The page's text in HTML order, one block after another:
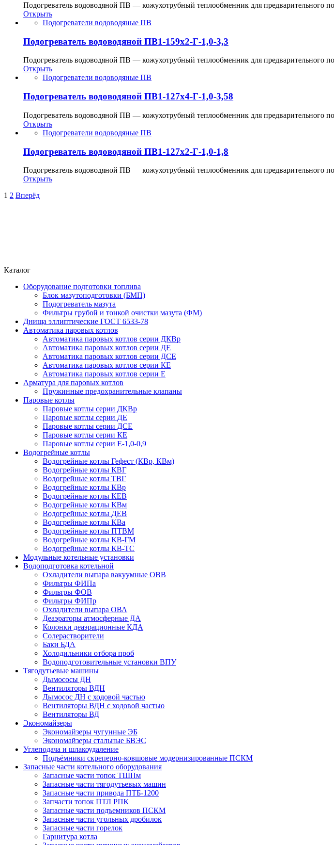
Подогреватель водоводяной ПВ — кожухотрубный теплообменник для предварительного
Открыть
Подогреватели водоводяные ПВ
Подогреватель водоводяной ПВ1-159х2-Г-1,0-3,3
Подогреватель водоводяной ПВ — кожухотрубный теплообменник для предварительного
Открыть
Подогреватели водоводяные ПВ
Подогреватель водоводяной ПВ1-127х4-Г-1,0-3,58
Подогреватель водоводяной ПВ — кожухотрубный теплообменник для предварительного
Открыть
Подогреватели водоводяные ПВ
Подогреватель водоводяной ПВ1-127х2-Г-1,0-1,8
Подогреватель водоводяной ПВ — кожухотрубный теплообменник для предварительного
Открыть
1 2 Вперёд
Каталог
Оборудование подготовки топлива
Блок мазутоподготовки (БМП)
Подогреватель мазута
Фильтры грубой и тонкой очистки мазута (ФМ)
Днища эллиптические ГОСТ 6533-78
Автоматика паровых котлов
Автоматика паровых котлов серии ДКВр
Автоматика паровых котлов серии ДЕ
Автоматика паровых котлов серии ДСЕ
Автоматика паровых котлов серии КЕ
Автоматика паровых котлов серии Е
Арматура для паровых котлов
Пружинные предохранительные клапаны
Паровые котлы
Паровые котлы серии ДКВр
Паровые котлы серии ДЕ
Паровые котлы серии ДСЕ
Паровые котлы серии КЕ
Паровые котлы серии Е-1,0-0,9
Водогрейные котлы
Водогрейные котлы Гефест (КВр, КВм)
Водогрейные котлы КВГ
Водогрейные котлы ТВГ
Водогрейные котлы КВр
Водогрейные котлы КЕВ
Водогрейные котлы КВм
Водогрейные котлы ДЕВ
Водогрейные котлы КВа
Водогрейные котлы ПТВМ
Водогрейные котлы КВ-ГМ
Водогрейные котлы КВ-ТС
Модульные котельные установки
Водоподготовка котельной
Охладители выпара вакуумные ОВВ
Фильтры ФИПа
Фильтры ФОВ
Фильтры ФИПр
Охладители выпара ОВА
Деаэраторы атмосферные ДА
Колонки деаэрационные КДА
Солерастворители
Баки БДА
Холодильники отбора проб
Водоподготовительные установки ВПУ
Тягодутьевые машины
Дымососы ДН
Вентиляторы ВДН
Дымосос ДН с ходовой частью
Вентиляторы ВДН с ходовой частью
Вентиляторы ВД
Экономайзеры
Экономайзеры чугунные ЭБ
Экономайзеры стальные БВЭС
Углеподача и шлакоудаление
Подъёмники скреперно-ковшовые модернизированные ПСКМ
Запасные части котельного оборудования
Запасные части топок ТШПм
Запасные части тягодутьевых машин
Запасные части привода ПТБ-1200
Запчасти топок ПТЛ РПК
Запасные части подъемников ПСКМ
Запасные части угольных дробилок
Запасные части горелок
Гарнитура котла